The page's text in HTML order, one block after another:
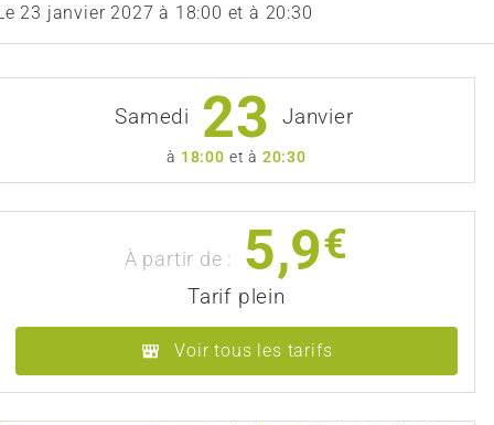
23 janvier 2027 à 18:00 et à 20:30
Samedi 23 Janvier
à 18:00 et à 20:30
À partir de : 5,9€
Tarif plein
Voir tous les tarifs